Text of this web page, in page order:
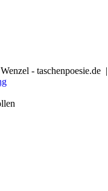
- taschenpoesie.de |